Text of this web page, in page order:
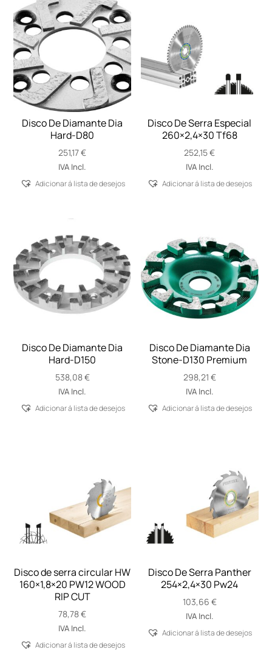
Disco De Diamante Dia
Hard-D80
251,17€
IVA Incl.
Adicionar á lista de desejos
Disco De Serra Especial
260×2,4×30 Tf68
252,15€
IVA Incl.
Adicionar á lista de desejos
Disco De Diamante Dia
Hard-D150
538,08€
IVA Incl.
Adicionar á lista de desejos
Disco De Diamante Dia
Stone-D130 Premium
298,21 €
IVA Incl.
Adicionar á lista de desejos
Disco de serra circular HW
160×1,8×20 PW12 WOOD
RIP CUT
78,78€
IVA Incl.
Adicionar á lista de desejos
Disco De Serra Panther
254×2,4×30 Pw24
103,66 €
IVA Incl.
Adicionar á lista de desejos